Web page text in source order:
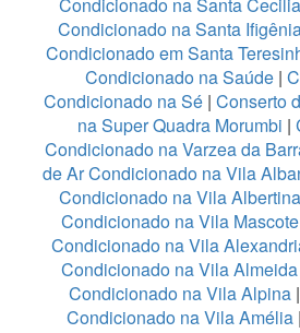
Condicionado na Santa
Condicionado em Santa
Condicionado na Saúde |
Condicionado na Sé| Conserto
na Super Quadra Morumbi |
Condicionado na Varzea da
de Ar Condicionado na Vila
Condicionado na Vila Albertina
Condicionado na Vila Mascote
Condicionado na Vila
Condicionado na Vila Almeida
Condicionado na Vila Alpina |
Condicionado na Vila Amélia |